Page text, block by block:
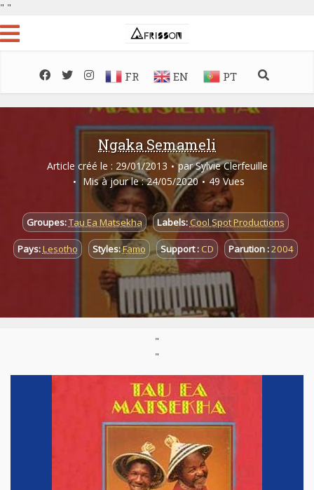
" "
FR EN PT
Ngaka Semameli
Article créé le : 29/01/2013 par Sylvie Clerfeuille
Mis à jour le : 24/05/2020
49 Vues
Groupes:Tau Ea Matsekha Labels:Cool Spot Productions
Pays:Lesotho Styles:Famo Support :CD Parution :2004
"
"